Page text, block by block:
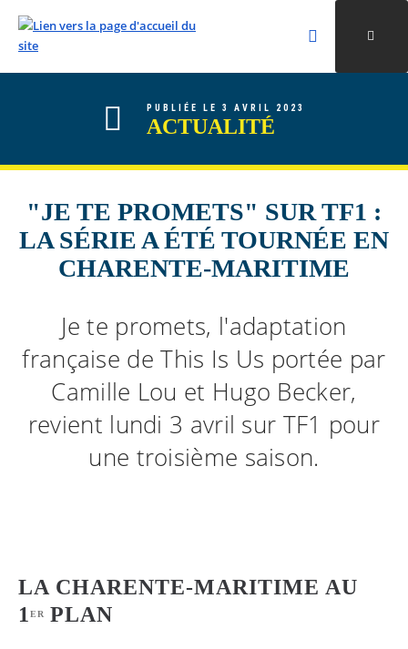
ALLER AU CONTENU
ALLER AU MENU
ALLER À LA RECHERCHE
Rechercher
Valider la
PUBLIÉE LE 3 AVRIL 2023
ACTUALITÉ
"JE TE PROMETS" SUR TF1 :
LA SÉRIE A ÉTÉ TOURNÉE EN
CHARENTE-MARITIME
Je te promets, l'adaptation
française de This Is Us portée par
Camille Lou et Hugo Becker,
revient lundi 3 avril sur TF1 pour
une troisième saison.
LA CHARENTE-MARITIME AU
1 ER PLAN